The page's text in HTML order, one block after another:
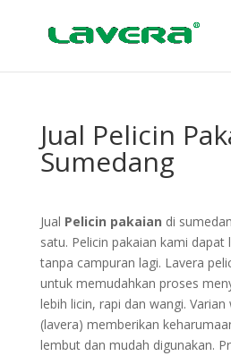
Jual Pelicin
Sumedang
Jual Pelicin pakaian di
satu. Pelicin pakaian kami dapat
tanpa campuran lagi. Lavera
untuk memudahkan proses
lebih licin, rapi dan wangi.
(lavera) memberikan
lembut dan mudah digunakan.